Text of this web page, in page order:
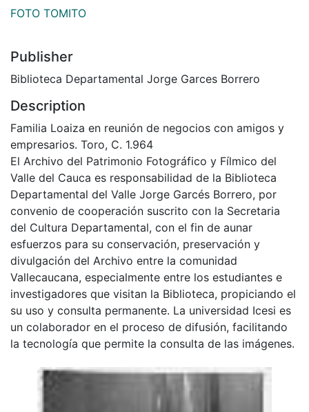
FOTO TOMITO
Publisher
Biblioteca Departamental Jorge Garces Borrero
Description
Familia Loaiza en reunión de negocios con amigos y
empresarios. Toro, C. 1.964
El Archivo del Patrimonio Fotográfico y Fílmico del
Valle del Cauca es responsabilidad de la Biblioteca
Departamental del Valle Jorge Garcés Borrero, por
convenio de cooperación suscrito con la Secretaria
del Cultura Departamental, con el fin de aunar
esfuerzos para su conservación, preservación y
divulgación del Archivo entre la comunidad
Vallecaucana, especialmente entre los estudiantes e
investigadores que visitan la Biblioteca, propiciando el
su uso y consulta permanente. La universidad Icesi es
un colaborador en el proceso de difusión, facilitando
la tecnología que permite la consulta de las imágenes.